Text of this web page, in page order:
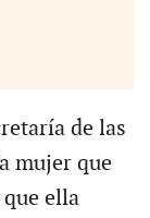
de las
mujer que
ella